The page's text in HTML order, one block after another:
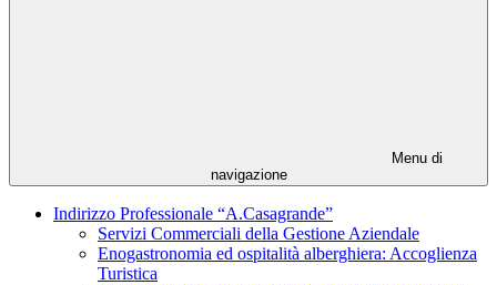
Menu di
navigazione
Indirizzo Professionale “A.Casagrande”
Servizi Commerciali della Gestione Aziendale
Enogastronomia ed ospitalità alberghiera: Accoglienza
Turistica